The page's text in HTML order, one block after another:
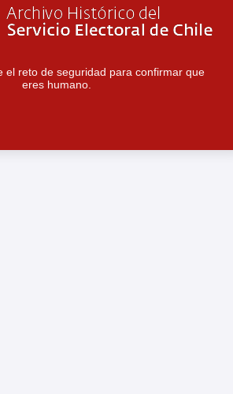
el reto de seguridad para confirmar que
eres humano.